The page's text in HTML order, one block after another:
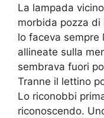
La lampada
morbida pozza di
lo faceva sempre
allineate sulla
sembrava fuori
Tranne il lettino
Lo riconobbi
riconoscendo.